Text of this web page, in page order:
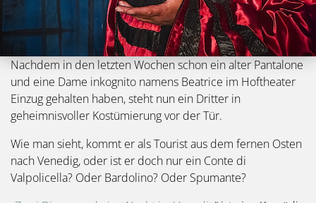
Nachdem in den letzten Wochen schon ein alter Pantalone
und eine Dame inkognito namens Beatrice im Hoftheater
Einzug gehalten haben, steht nun ein Dritter in
geheimnisvoller Kostümierung vor der Tür.
Wie man sieht, kommt er als Tourist aus dem fernen Osten
nach Venedig, oder ist er doch nur ein Conte di
Valpolicella? Oder Bardolino? Oder Spumante?